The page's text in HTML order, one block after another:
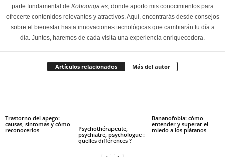
parte fundamental de Koboonga.es, donde aporto mis conocimientos para
ofrecerte contenidos relevantes y atractivos. Aquí, encontrarás desde consejos
sobre el bienestar hasta innovaciones tecnológicas que cambiarán tu día a
día. Juntos, haremos de cada visita una experiencia enriquecedora.
Artículos relacionados Más del autor
Trastorno del apego:
causas, síntomas y cómo
reconocerlos
Psychothérapeute,
psychiatre, psychologue :
quelles différences ?
Bananofobia: cómo
entender y superar el
miedo a los plátanos